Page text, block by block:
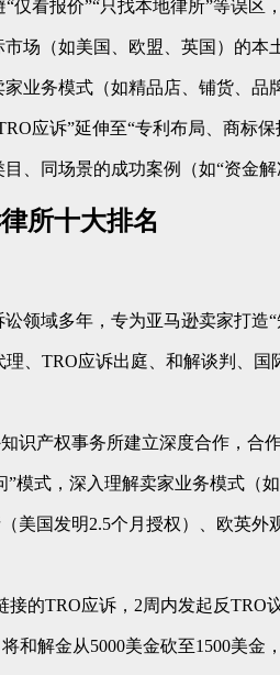
仅看报价”“只找本地律所”等误区
市场（如美国、欧盟、英国）的
家业务模式（如精品店、铺货、品
应诉”延伸至“专利布局、商标
目、同场景的成功案例（如“资金
所十大排名
讼领域多年，专为亚马逊卖家打造
理、TRO应诉出庭、和解谈判、
知识产权事务所建立深度合作，合
”模式，深入理解卖家业务模式（
美国发明2.5个月授权）、欧英
接的TRO应诉，2周内发起反TRO
和解金从5000美金砍至1500美金